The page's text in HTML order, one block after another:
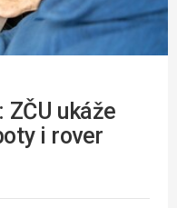
ZČU ukáže
i rover